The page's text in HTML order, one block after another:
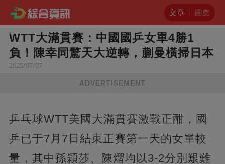
文章 圖集
WTT大滿貫賽：中國國乒女單4勝1
負！陳幸同驚天大逆轉，蒯曼橫掃日本
2025/07/07
ADVERTISEMENT
乒乓球WTT美國大滿貫賽激戰正酣，國
乒已于7月7日結束正賽第一天的女單較
量，其中孫穎莎、陳熠均以3-2分別艱難